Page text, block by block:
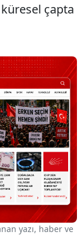
çapta
yazı, haber ve